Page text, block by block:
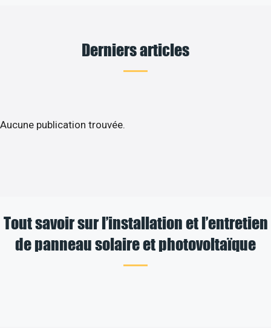
Derniers articles
Aucune publication trouvée.
Tout savoir sur l’installation et l’entretien
de panneau solaire et photovoltaïque